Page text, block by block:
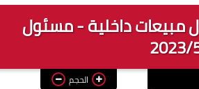
مبيعات داخلية - مسئول
الحجم